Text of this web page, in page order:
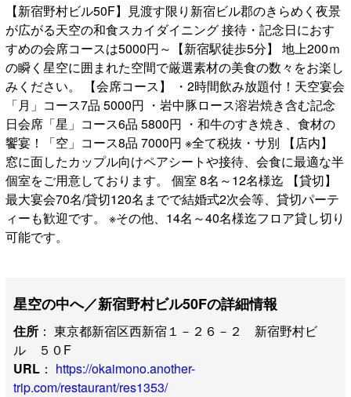
【新宿野村ビル50F】見渡す限り新宿ビル郡のきらめく夜景
が広がる天空の和食スカイダイニング 接待・記念日におす
すめの会席コースは5000円～【新宿駅徒歩5分】 地上200ｍ
の瞬く星空に囲まれた空間で厳選素材の美食の数々をお楽し
みください。 【会席コース】 ・2時間飲み放題付！天空宴会
「月」コース7品 5000円 ・岩中豚ロース溶岩焼き含む記念
日会席「星」コース6品 5800円 ・和牛のすき焼き、食材の
饗宴！「空」コース8品 7000円 ※全て税抜・サ別 【店内】
窓に面したカップル向けペアシートや接待、会食に最適な半
個室をご用意しております。 個室 8名～12名様迄 【貸切】
最大宴会70名/貸切120名までで結婚式2次会等、貸切パーテ
ィーも歓迎です。 ※その他、14名～40名様迄フロア貸し切り
可能です。
星空の中へ／新宿野村ビル50Fの詳細情報
住所 ： 東京都新宿区西新宿１－２６－２ 新宿野村ビ
ル ５０F
URL ： https://okaimono.another-
trip.com/restaurant/res1353/